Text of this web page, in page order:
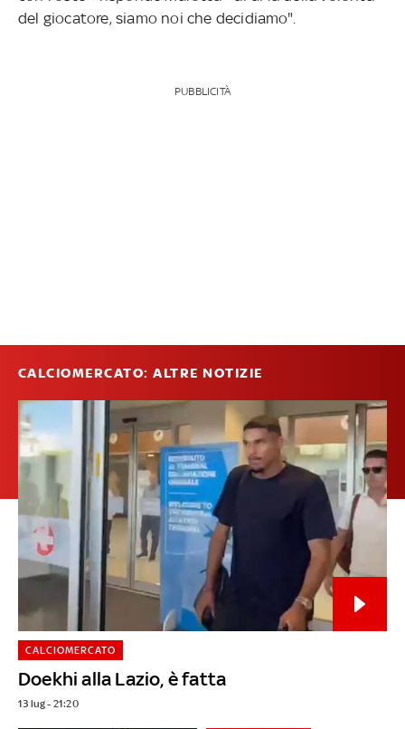
del giocatore, siamo noi che decidiamo".
PUBBLICITÀ
CALCIOMERCATO: ALTRE NOTIZIE
Doekhi alla Lazio, è fatta
CALCIOMERCATO
13 lug - 21:20